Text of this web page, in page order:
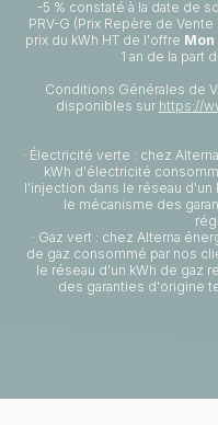
-5 % constaté à la date de
PRV-G (Prix Repère de
prix du kWh HT de l'offre
1 an de la part
Conditions Générales de
disponibles sur https://
· Électricité verte : chez
kWh d'électricité
l'injection dans le réseau
le mécanisme des
· Gaz vert : chez Alterna
de gaz consommé par nos
le réseau d'un kWh de gaz
des garanties d'origine